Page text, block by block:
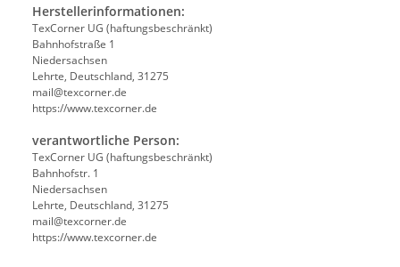
Herstellerinformationen:
TexCorner UG (haftungsbeschränkt)
Bahnhofstraße 1
Niedersachsen
Lehrte, Deutschland, 31275
mail@texcorner.de
https://www.texcorner.de
verantwortliche Person:
TexCorner UG (haftungsbeschränkt)
Bahnhofstr. 1
Niedersachsen
Lehrte, Deutschland, 31275
mail@texcorner.de
https://www.texcorner.de